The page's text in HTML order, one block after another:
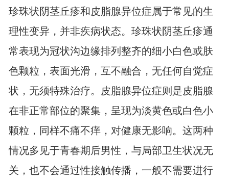
珍珠状阴茎丘疹和皮脂腺异位症属于常见的生
理性变异，并非疾病状态。珍珠状阴茎丘疹通
常表现为冠状沟边缘排列整齐的细小白色或肤
色颗粒，表面光滑，互不融合，无任何自觉症
状，无须特殊治疗。皮脂腺异位症则是皮脂腺
在非正常部位的聚集，呈现为淡黄色或白色小
颗粒，同样不痛不痒，对健康无影响。这两种
情况多见于青春期后男性，与局部卫生状况无
关，也不会通过性接触传播，一般不需要进行